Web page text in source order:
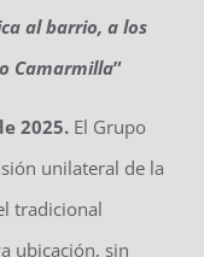
al barrio, a los
Camarmilla”
2025. El Grupo
unilateral de la
tradicional
ubicación, sin